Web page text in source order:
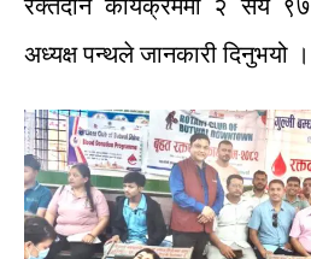
रक्तदान कार्यक्रममा २सय ९७
अध्यक्ष पन्थले जानकारी दिनुभयो ।